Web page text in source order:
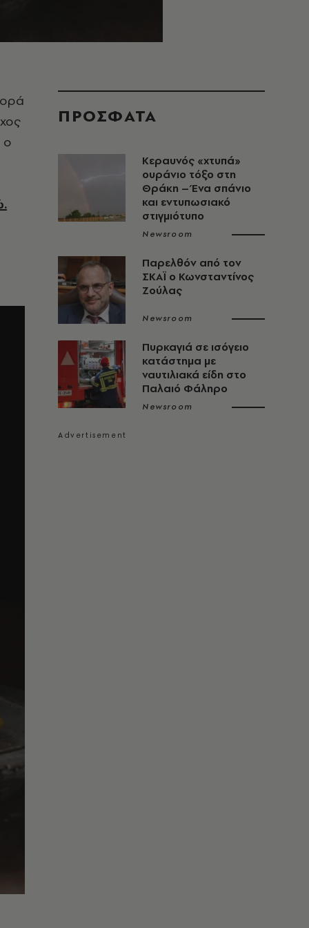
ο
ΠΡΟΣΦΑΤΑ
Κεραυνός «χτυπά»
ουράνιο τόξο στη
Θράκη – Ένα σπάνιο
και εντυπωσιακό
στιγμιότυπο
Newsroom
Παρελθόν από τον
ΣΚΑΪ ο Κωνσταντίνος
Ζούλας
Newsroom
Πυρκαγιά σε ισόγειο
κατάστημα με
ναυτιλιακά είδη στο
Παλαιό Φάληρο
Newsroom